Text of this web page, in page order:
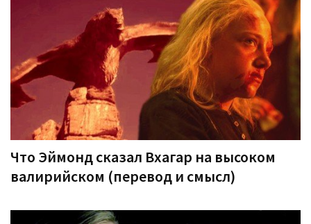
Что Эймонд сказал Вхагар на высоком
валирийском (перевод и смысл)